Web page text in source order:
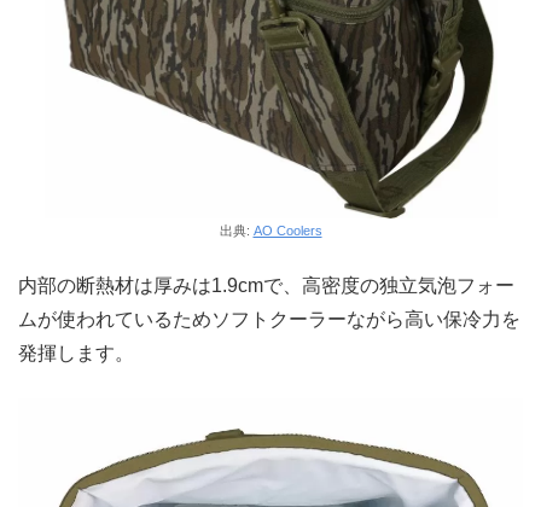
出典: AO Coolers
内部の断熱材は厚みは1.9cmで、高密度の独立気泡フォー
ムが使われているためソフトクーラーながら高い保冷力を
発揮します。